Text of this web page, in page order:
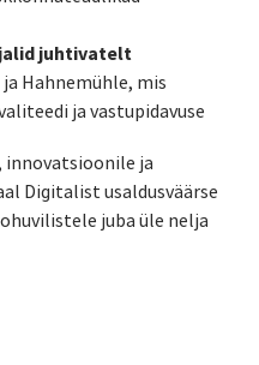
juhtivatelt
Hahnemühle, mis
ja vastupidavuse
innovatsioonile ja
Digitalist usaldusväärse
juba üle nelja